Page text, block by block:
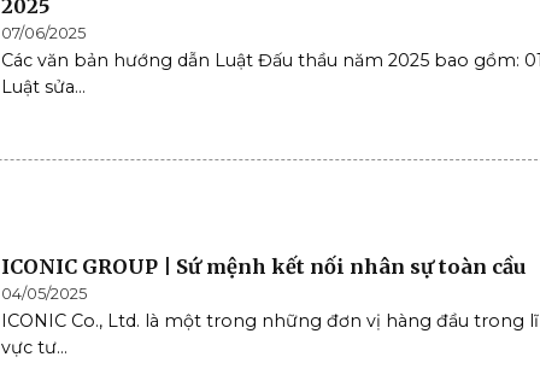
2025
07/06/2025
Các văn bản hướng dẫn Luật Đấu thầu năm 2025 bao gồm: 01
Luật sửa...
ICONIC GROUP | Sứ mệnh kết nối nhân sự toàn cầu
04/05/2025
ICONIC Co., Ltd. là một trong những đơn vị hàng đầu trong
vực tư...